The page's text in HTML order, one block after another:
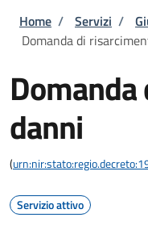
Briciole di
Home / Servizi /
Domanda di
danni
(
Servizio attivo